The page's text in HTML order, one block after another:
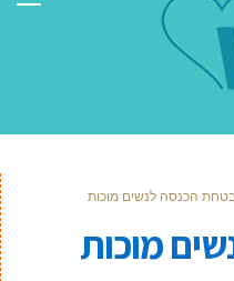
הכנסה לנשים מוכות
מוכות